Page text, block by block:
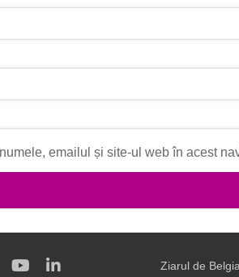
emailul și site-ul web în acest
Ziarul de